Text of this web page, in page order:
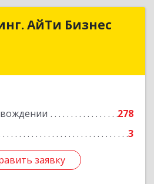
АйТи Бизнес
278
3
заявку
АйТи Бизнес
Подробнее
заявку